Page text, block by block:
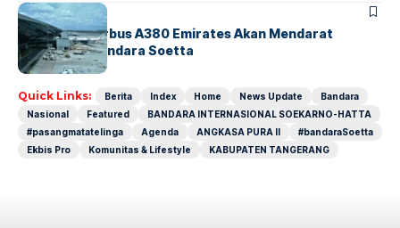
BANDARA BERITA
8 Agustus, Airbus A380 Emirates Akan Mendarat
Perdana di Bandara Soetta
Quick Links: Berita Index Home News Update
Bandara
Nasional
Featured
BANDARA INTERNASIONAL SOEKARNO-HATTA
#pasangmatatelinga
Agenda ANGKASA PURA II
#bandaraSoetta
Ekbis Pro
Komunitas & Lifestyle KABUPATEN TANGERANG